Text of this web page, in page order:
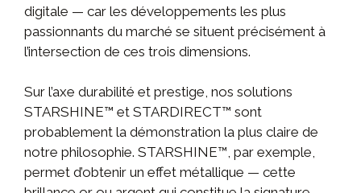
digitale — car les développements les plus
passionnants du marché se situent précisément à
l’intersection de ces trois dimensions.
Sur l’axe durabilité et prestige, nos solutions
STARSHINE™ et STARDIRECT™ sont
probablement la démonstration la plus claire de
notre philosophie. STARSHINE™, par exemple,
permet d’obtenir un effet métallique — cette